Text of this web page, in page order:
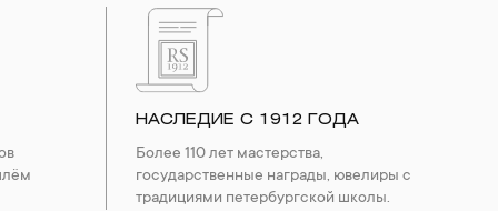
НАСЛЕДИЕ С 1912 ГОДА
Более 110 лет мастерства,
государственные награды, ювелиры с
традициями петербургской школы.